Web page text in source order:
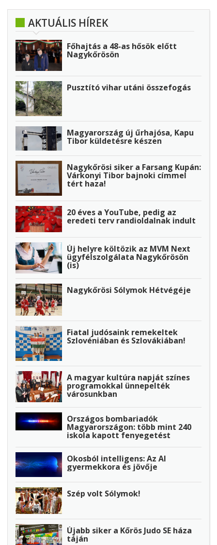
AKTUÁLIS HÍREK
Főhajtás a 48-as hősök előtt
Nagykőrösön
Pusztító vihar utáni összefogás
Magyarország új űrhajósa, Kapu
Tibor küldetésre készen
Nagykőrösi siker a Farsang Kupán:
Várkonyi Tibor bajnoki címmel
tért haza!
20 éves a YouTube, pedig az
eredeti terv randioldalnak indult
Új helyre költözik az MVM Next
ügyfélszolgálata Nagykőrösön
(is)
Nagykőrösi Sólymok Hétvégéje
Fiatal judósaink remekeltek
Szlovéniában és Szlovákiában!
A magyar kultúra napját színes
programokkal ünnepelték
városunkban
Országos bombariadók
Magyarországon: több mint 240
iskola kapott fenyegetést
Okosból intelligens: Az AI
gyermekkora és jövője
Szép volt Sólymok!
Újabb siker a Kőrös Judo SE háza
táján